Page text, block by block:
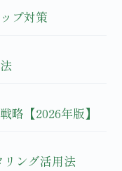
プ対策
略【2026年版】
ング活用法